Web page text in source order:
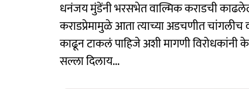
धनंजय मुंडेंनी भरसभेत वाल्मिक कराडची
कराडप्रेमामुळे आता त्याच्या अडचणीत
काढून टाकलं पाहिजे अशी मागणी विरोधकांनी
सल्ला दिलाय...